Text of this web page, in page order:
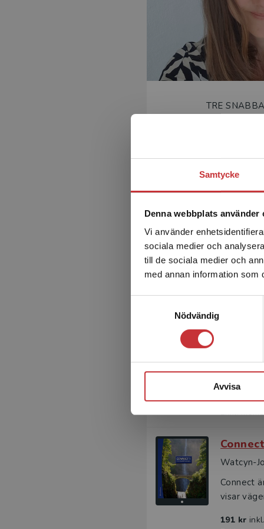
Samtycke
Denna webbplats använder
Vi använder
sociala medier och
till de sociala medier och
med annan information som
Nödvändig
Avvisa
TRE
Ge dina
Connect
498 kr
Exkl.
Watcyn-
Connect
visar
191 kr